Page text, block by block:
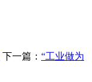
下一篇： “工业做为